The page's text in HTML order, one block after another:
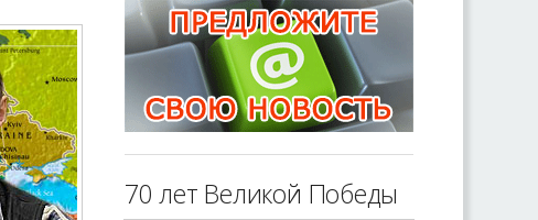
70 лет Великой Победы